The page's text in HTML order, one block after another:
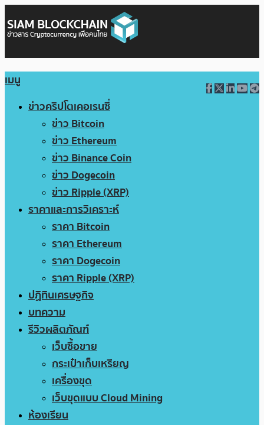
เมนู
ข่าวคริปโตเคอเรนซี่
ข่าว Bitcoin
ข่าว Ethereum
ข่าว Binance Coin
ข่าว Dogecoin
ข่าว Ripple (XRP)
ราคาและการวิเคราะห์
ราคา Bitcoin
ราคา Ethereum
ราคา Dogecoin
ราคา Ripple (XRP)
ปฏิทินเศรษฐกิจ
บทความ
รีวิวผลิตภัณฑ์
เว็บซื้อขาย
กระเป๋าเก็บเหรียญ
เครื่องขุด
เว็บขุดแบบ Cloud Mining
ห้องเรียน